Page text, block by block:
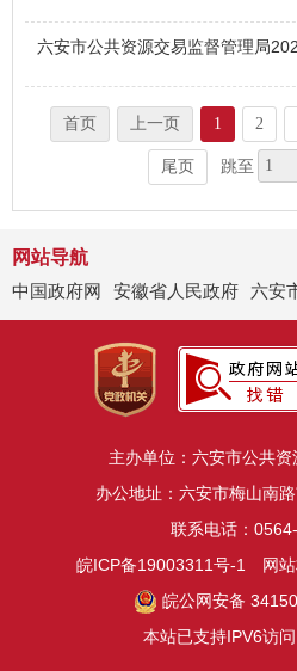
首页 上一页 1 2
尾页 跳至
网站导航
中国政府网
安徽省人民政府 六安
主办单位：六安市公共
办公地址：六安市梅山南
联系电话：
皖ICP备19003311号-1
网
皖公网安备
本站已支持IPV6访问